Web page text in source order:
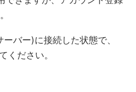
バー)に接続した状態で、
ください。